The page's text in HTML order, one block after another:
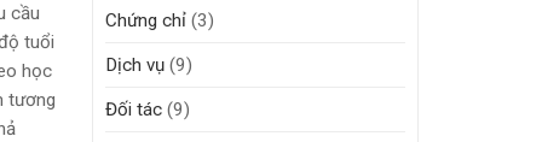
cầu
tuổi
học
tương
Chứng chỉ (3)
Dịch vụ (9)
Đối tác (9)